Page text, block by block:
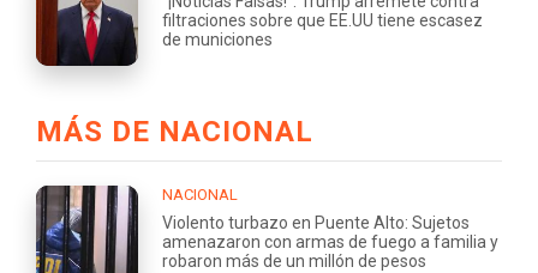
filtraciones sobre que EE.UU tiene escasez
de municiones
MÁS DE NACIONAL
NACIONAL
Violento turbazo en Puente Alto: Sujetos
amenazaron con armas de fuego a familia y
robaron más de un millón de pesos